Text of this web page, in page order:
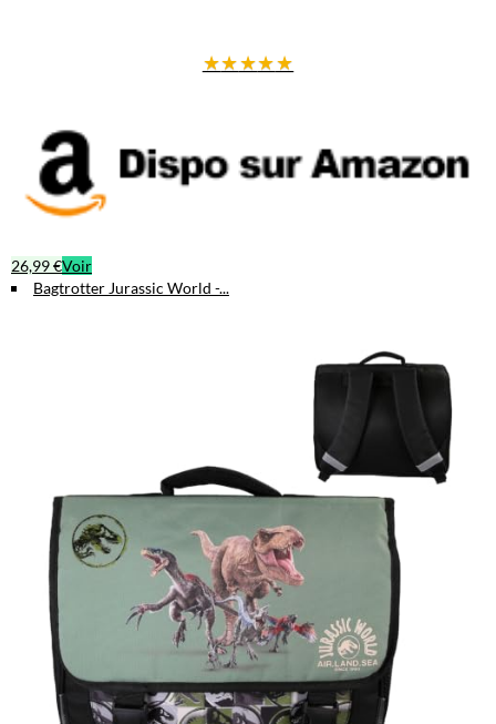
★★★★★
26,99 €Voir
Bagtrotter Jurassic World -...